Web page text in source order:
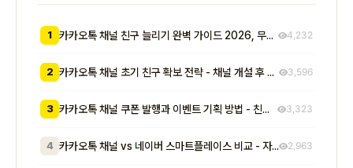
1 카카오톡 채널 친구 늘리기 완벽 가이드 2026, 무료부터 유료까지 7가지 방법 비교 4,232
2 카카오톡 채널 초기 친구 확보 전략 - 채널 개설 후 첫 1000명을 모으는 무료 및 저비용 실전 방법 총정리 3,596
3 카카오톡 채널 쿠폰 발행과 이벤트 기획 방법 - 친구 추가부터 재방문 유도까지 매출로 이어지는 실전 프로모션 전략 3,323
4 카카오톡 채널 vs 네이버 스마트플레이스 비교 - 자영업자가 알아야 할 기능, 비용, 마케팅 효과 차이점 총정리 2,963